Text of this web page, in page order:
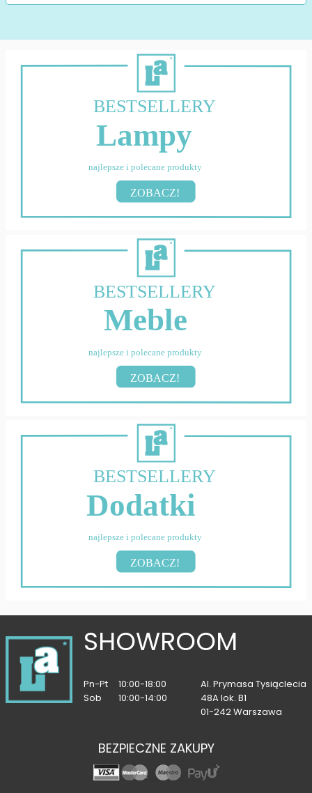
BESTSELLERY
Lampy
najlepsze i polecane produkty
ZOBACZ!
BESTSELLERY
Meble
najlepsze i polecane produkty
ZOBACZ!
BESTSELLERY
Dodatki
najlepsze i polecane produkty
ZOBACZ!
SHOWROOM
Pn-Pt
10:00-18:00
Sob
10:00-14:00
Al. Prymasa Tysiąclecia
48A lok. B1
01-242 Warszawa
BEZPIECZNE ZAKUPY